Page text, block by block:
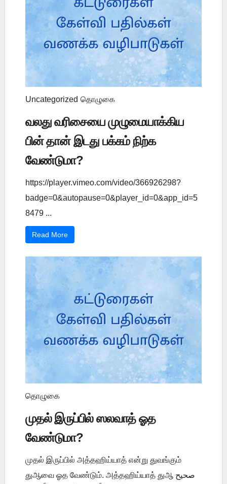
Uncategorized தொழுகை
வலது வரிசையை முழுமையாக்கிய
பின் தான் இடது பக்கம் நிற்க
வேண்டுமா?
https://player.vimeo.com/video/366926298?
badge=0&autopause=0&player_id=0&app_id=5
8479 ...
Read More
தொழுகை
முதல் இருப்பில் ஸலவாத் ஓத
வேண்டுமா?
முதல் இருப்பில் அத்தஹிய்யாத் என்று துவங்கும்
துஆவை ஓத வேண்டும். அத்தஹிய்யாத் துஆ صحيح